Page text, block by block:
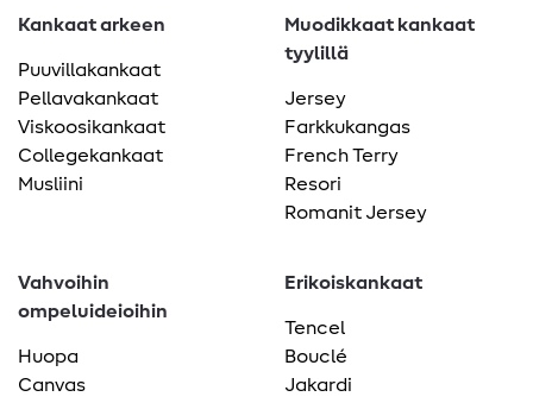
Kankaat arkeen
Puuvillakankaat
Pellavakankaat
Viskoosikankaat
Collegekankaat
Musliini
Muodikkaat kankaat
tyylillä
Jersey
Farkkukangas
French Terry
Resori
Romanit Jersey
Vahvoihin
ompeluideioihin
Huopa
Canvas
Erikoiskankaat
Tencel
Bouclé
Jakardi